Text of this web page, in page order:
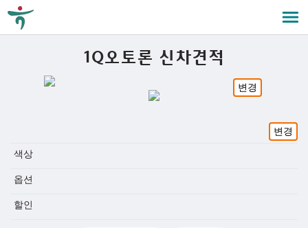
1Q오토론 신차견적
변경
변경
색상
옵션
할인